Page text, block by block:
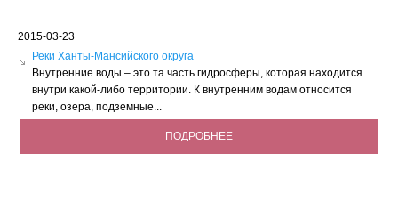
2015-03-23
Реки Ханты-Мансийского округа
Внутренние воды – это та часть гидросферы, которая находится
внутри какой-либо территории. К внутренним водам относится
реки, озера, подземные...
ПОДРОБНЕЕ